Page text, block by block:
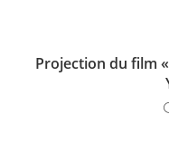
Projection du film